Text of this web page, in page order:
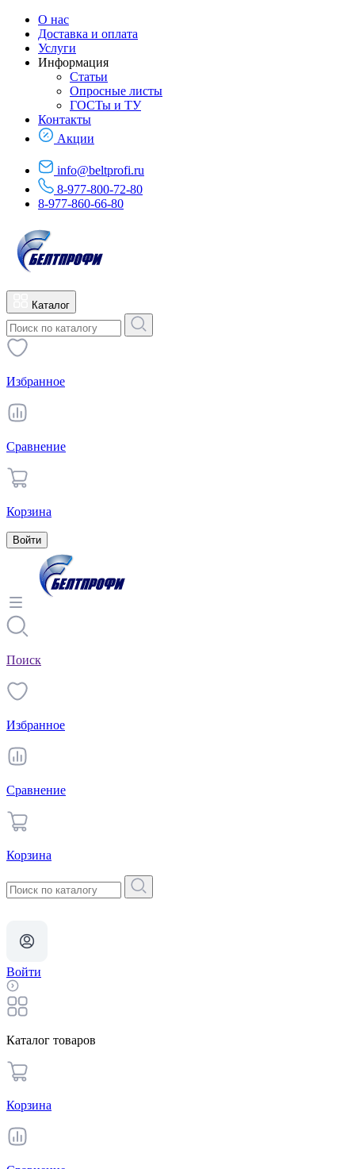
О нас
Доставка и оплата
Услуги
Информация
Статьи
Опросные листы
ГОСТы и ТУ
Контакты
Акции
info@beltprofi.ru
8-977-800-72-80
8-977-860-66-80
Каталог
Избранное
Сравнение
Корзина
Войти
Поиск
Избранное
Сравнение
Корзина
Войти
Каталог товаров
Корзина